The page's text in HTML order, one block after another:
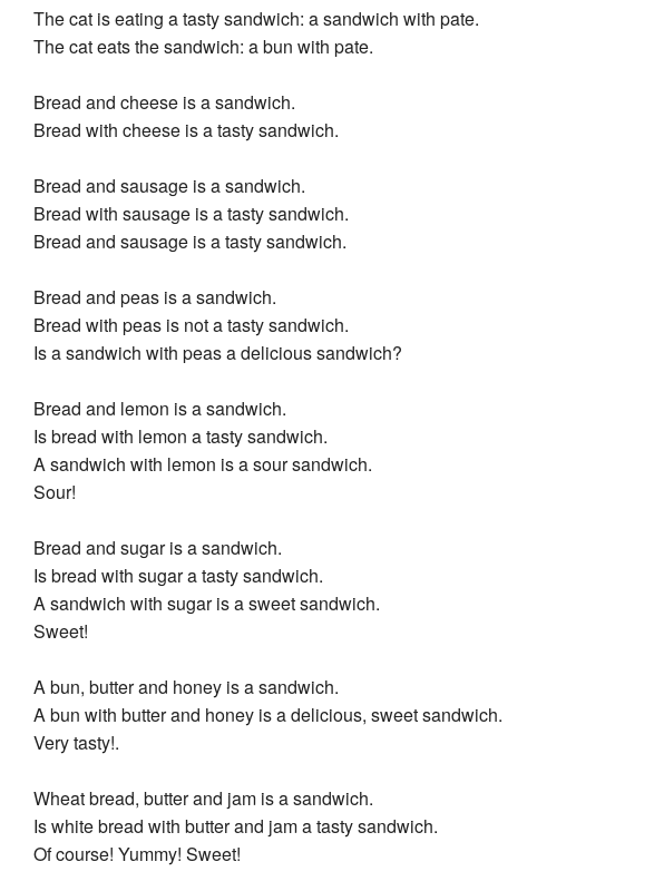
The cat is eating a tasty sandwich: a sandwich with pate.
The cat eats the sandwich: a bun with pate.
Bread and cheese is a sandwich.
Bread with cheese is a tasty sandwich.
Bread and sausage is a sandwich.
Bread with sausage is a tasty sandwich.
Bread and sausage is a tasty sandwich.
Bread and peas is a sandwich.
Bread with peas is not a tasty sandwich.
Is a sandwich with peas a delicious sandwich?
Bread and lemon is a sandwich.
Is bread with lemon a tasty sandwich.
A sandwich with lemon is a sour sandwich.
Sour!
Bread and sugar is a sandwich.
Is bread with sugar a tasty sandwich.
A sandwich with sugar is a sweet sandwich.
Sweet!
A bun, butter and honey is a sandwich.
A bun with butter and honey is a delicious, sweet sandwich.
Very tasty!.
Wheat bread, butter and jam is a sandwich.
Is white bread with butter and jam a tasty sandwich.
Of course! Yummy! Sweet!